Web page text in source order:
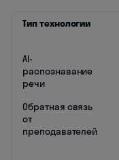
Тип технологии
AI-
распознавание
речи
Обратная связь
от
преподавателей